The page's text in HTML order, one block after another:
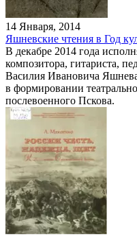
14 Января, 2014
Яшневские чтения в Год
В декабре 2014 года
композитора, гитариста,
Василия Ивановича
в формировании
послевоенного Пскова.